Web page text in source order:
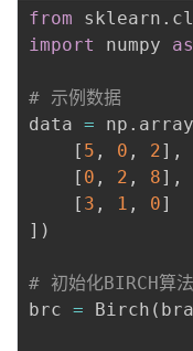
from sklearn .
import
numpy as
# 示例数据
data = np . array
[ 5 , 0 , 2] ,
[ 0 , 2 , 8] ,
[ 3 , 1 , 0]
] )
# 初始化BIRCH算法
brc = Birch (